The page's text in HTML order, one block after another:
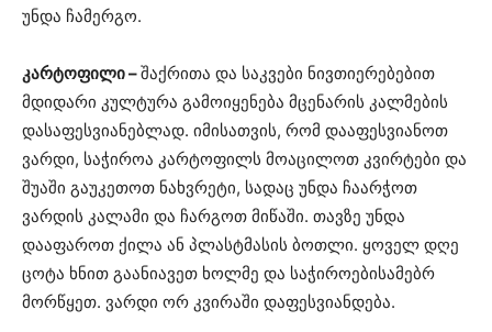
უნდა ჩამერგო.
კარტოფილი –შაქრითა და საკვები ნივთიერებებით
მდიდარი კულტურა გამოიყენება მცენარის კალმების
დასაფესვიანებლად. იმისათვის, რომ დააფესვიანოთ
ვარდი, საჭიროა კარტოფილს მოაცილოთ კვირტები და
შუაში გაუკეთოთ ნახვრეტი, სადაც უნდა ჩაარჭოთ
ვარდის კალამი და ჩარგოთ მიწაში. თავზე უნდა
დააფაროთ ქილა ან პლასტმასის ბოთლი. ყოველ დღე
ცოტა ხნით გაანიავეთ ხოლმე და საჭიროებისამებრ
მორწყეთ. ვარდი ორ კვირაში დაფესვიანდება.